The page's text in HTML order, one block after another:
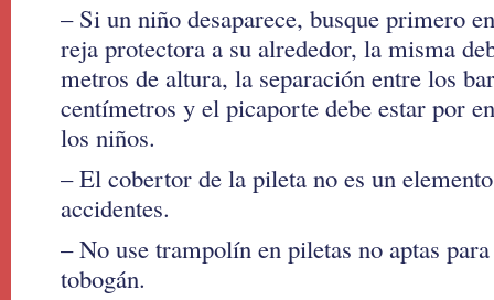
– Si un niño desaparece, busque primero
reja protectora a su alrededor, la misma
metros de altura, la separación entre los
centímetros y el picaporte debe estar por
los niños.
– El cobertor de la pileta no es un
accidentes.
– No use trampolín en piletas no aptas
tobogán.